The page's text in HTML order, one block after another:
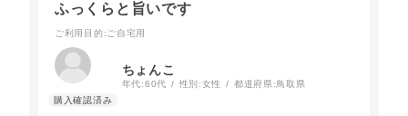
ふっくらと旨いです
ご利用目的 :ご自宅用
ちょんこ
年代:60代 性別:女性 都道府県:鳥取県